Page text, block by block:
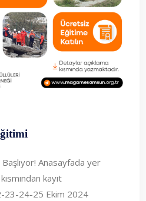
Anasayfada yer
kayıt
23-24-25 Ekim 2024